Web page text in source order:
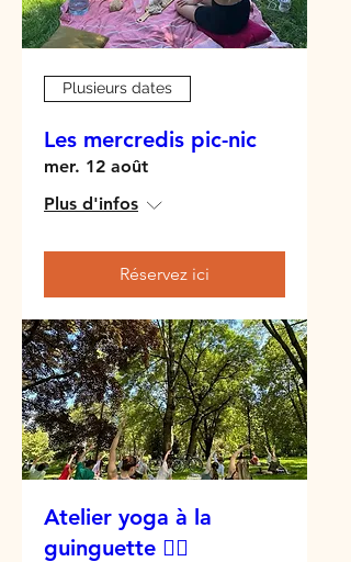
Plusieurs dates
Les mercredis pic-nic
mer. 12 août
Plus d'infos
Réservez ici
Atelier yoga à la
guinguette 🧘‍♀️